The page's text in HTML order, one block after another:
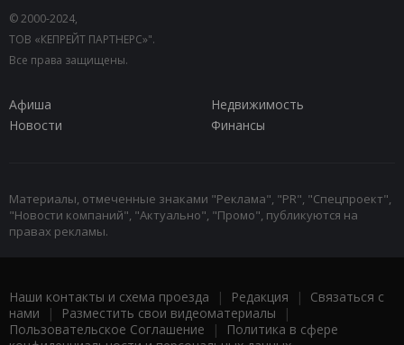
© 2000-2024,
ТОВ «КЕПРЕЙТ ПАРТНЕРС»".
Все права защищены.
Афиша
Недвижимость
Новости
Финансы
Материалы, отмеченные знаками "Реклама", "PR", "Спецпроект",
"Новости компаний", "Актуально", "Промо", публикуются на
правах рекламы.
Наши контакты и схема проезда | Редакция | Связаться с
нами | Разместить свои видеоматериалы |
Пользовательское Соглашение |
Политика в сфере